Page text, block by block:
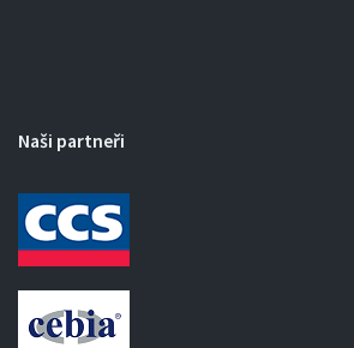
Naši partneři